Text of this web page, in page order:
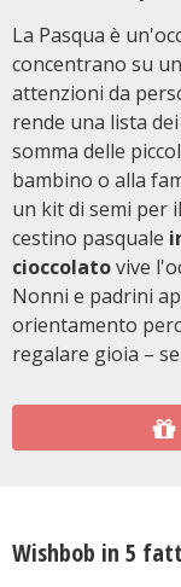
La Pasqua è
concentrano su
attenzioni da
rende una lista
somma delle
bambino o alla
un kit di semi per
cestino pasquale
cioccolatovive
Nonni e padrini
orientamento
regalare gioia –
Wishbob in 5